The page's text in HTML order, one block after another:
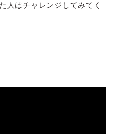
人はチャレンジしてみてく